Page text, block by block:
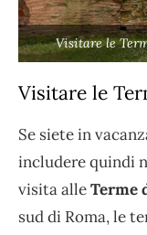
Visitare le
Visitare le
Se siete in
includere quindi
visita alleTerme
sud di Roma, le